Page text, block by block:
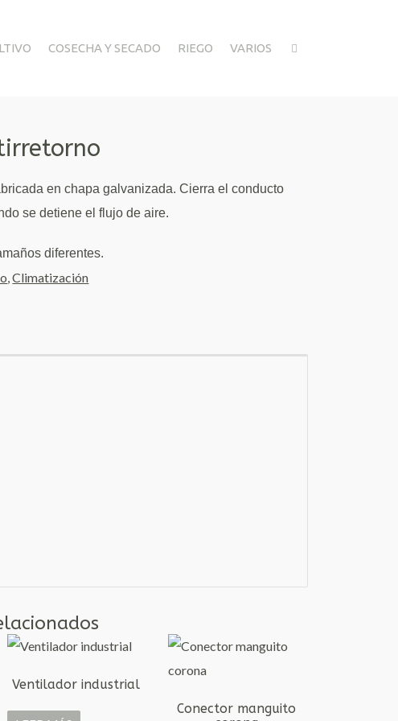
COSECHA Y SECADO RIEGO VARIOS
en chapa galvanizada. Cierra el conducto
se detiene el flujo de aire.
diferentes.
,Climatización
Ventilador industrial
Conector manguito